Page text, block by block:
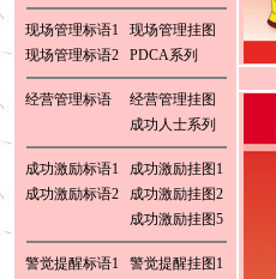
现场管理标语1
现场管理挂图
现场管理标语2
PDCA系列
经营管理标语
经营管理挂图
成功人士系列
成功激励标语1
成功激励挂图1
成功激励标语2
成功激励挂图2
成功激励挂图5
警觉提醒标语1
警觉提醒挂图1